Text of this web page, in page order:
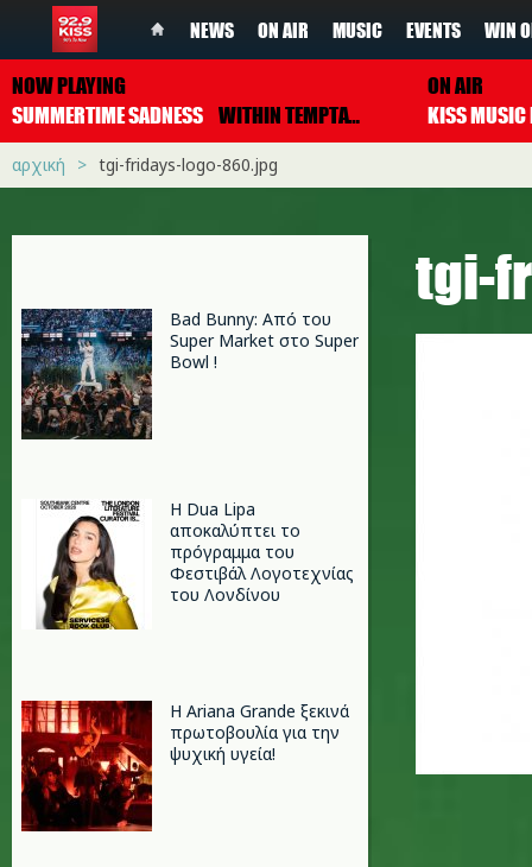
NEWS ON AIR MUSIC EVENTS WIN
NOW PLAYING
SUMMERTIME SADNESS WITHIN TEMPTATION
ON AIR
αρχική tgi-fridays-logo-860.jpg
Bad Bunny: Από του
Super Market στο Super
Bowl !
Η Dua Lipa
αποκαλύπτει το
πρόγραμμα του
Φεστιβάλ Λογοτεχνίας
του Λονδίνου
Η Ariana Grande ξεκινά
πρωτοβουλία για την
ψυχική υγεία!
tgi-